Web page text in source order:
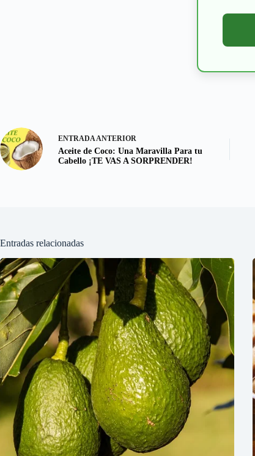
ENTRADA ANTERIOR
Aceite de Coco: Una Maravilla Para tu
Cabello ¡TE VAS A SORPRENDER!
Entradas relacionadas